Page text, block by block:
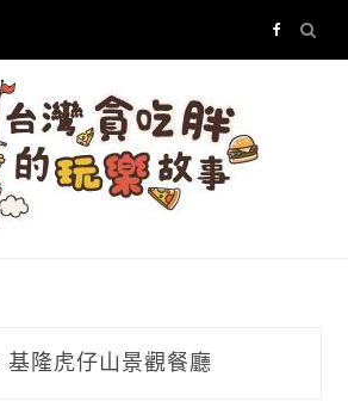
基隆虎仔山景觀餐廳